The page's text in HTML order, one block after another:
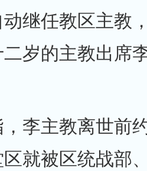
继任教区主教
岁的主教出席
李主教离世前
就被区统战部